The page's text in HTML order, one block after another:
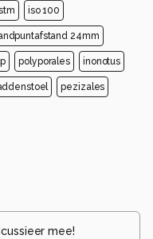
iso 100
24mm
polyporales inonotus
pezizales
mee!